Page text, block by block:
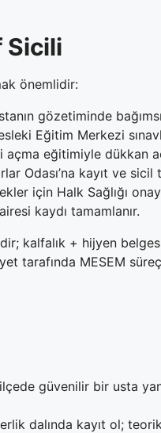
Sicili
önemlidir:
gözetiminde
Eğitim Merkezi
açma eğitimiyle dükkan
Odası’na kayıt ve
için Halk Sağlığı
kaydı tamamlanır.
kalfalık + hijyen
tarafında MESEM
güvenilir bir usta
dalında kayıt ol;